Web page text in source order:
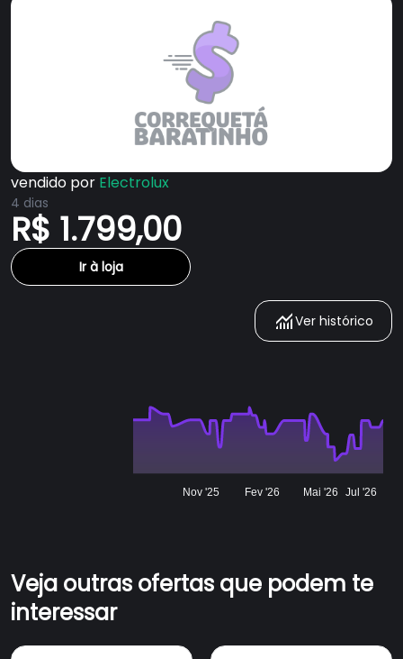
vendido por Electrolux
4 dias
R$ 1.799,00
Ir à loja
Ver histórico
Nov '25 Fev '26 Mai '26 Jul '26
Veja outras ofertas que podem te
interessar